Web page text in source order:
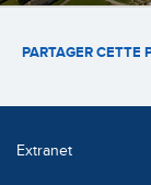
PARTAGER CETTE
Extranet